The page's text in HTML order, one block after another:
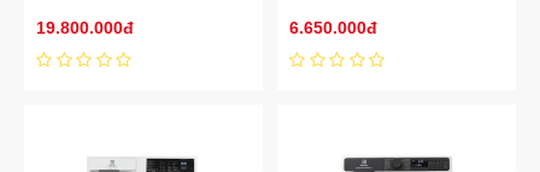
19.800.000đ
6.650.000đ